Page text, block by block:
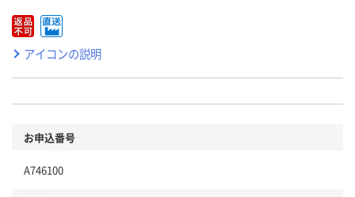
アイコンの説明
お申込番号
A746100